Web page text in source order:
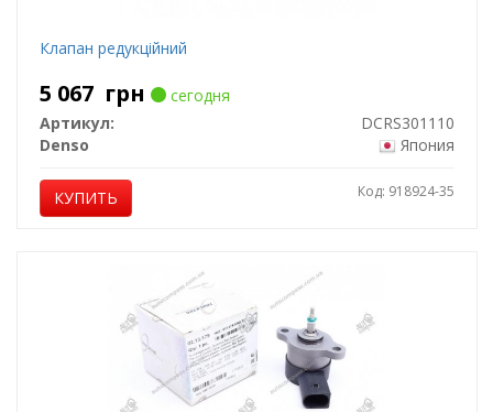
Клапан редукцiйний
5 067 грн
сегодня
Артикул:
DCRS301110
Denso
Япония
КУПИТЬ Код: 918924-35